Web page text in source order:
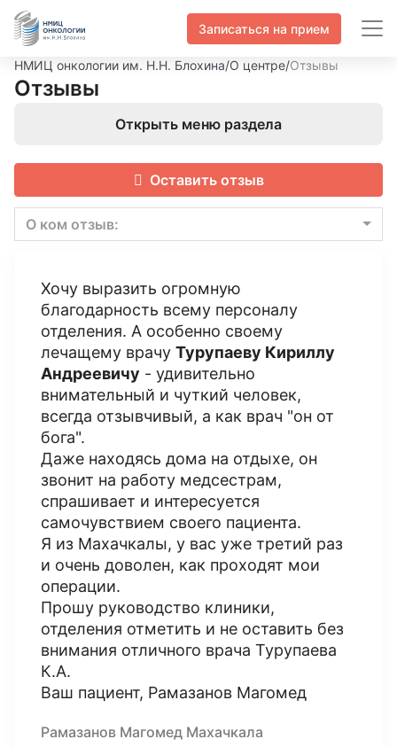
Записаться на прием
НМИЦ онкологии им. Н.Н. Блохина/О центре/Отзывы
Отзывы
Открыть меню раздела
Оставить отзыв
О ком отзыв:
Хочу выразить огромную
благодарность всему персоналу
отделения. А особенно своему
лечащему врачу Турупаеву Кириллу
Андреевичу - удивительно
внимательный и чуткий человек,
всегда отзывчивый, а как врач "он от
бога".
Даже находясь дома на отдыхе, он
звонит на работу медсестрам,
спрашивает и интересуется
самочувствием своего пациента.
Я из Махачкалы, у вас уже третий раз
и очень доволен, как проходят мои
операции.
Прошу руководство клиники,
отделения отметить и не оставить без
внимания отличного врача Турупаева
К.А.
Ваш пациент, Рамазанов Магомед
Рамазанов Магомед Махачкала